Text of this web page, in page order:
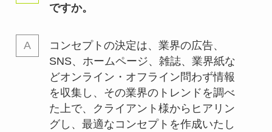
ですか。
コンセプトの決定は、業界の広告、
SNS、ホームページ、雑誌、業界紙な
どオンライン・オフライン問わず情報
を収集し、その業界のトレンドを調べ
た上で、クライアント様からヒアリン
グし、最適なコンセプトを作成いたし